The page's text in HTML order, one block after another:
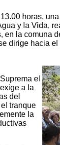
horas,
y la Vida,
la comuna
dirige hacia
el
a la
del
tranque
la